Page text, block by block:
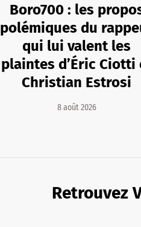
Boro700 : les
polémiques du
qui lui valent les
plaintes d’Éric Ciotti
Christian Estrosi
8 août 2026
Retrouvez